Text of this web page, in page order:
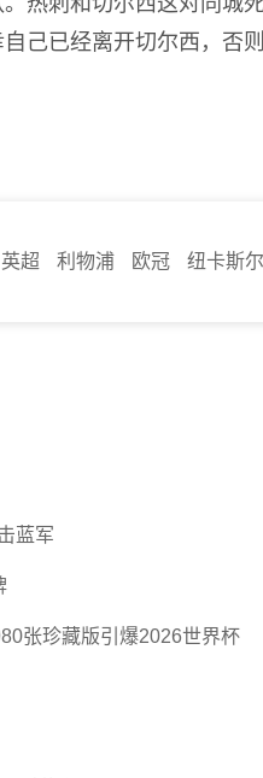
己已经离开切尔西，否
英超 利物浦 欧冠 纽卡斯
蓝军
张珍藏版引爆2026世界杯